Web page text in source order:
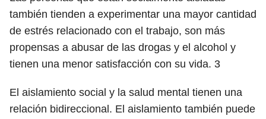
también tienden a experimentar una mayor cantidad
de estrés relacionado con el trabajo, son más
propensas a abusar de las drogas y el alcohol y
tienen una menor satisfacción con su vida. 3
El aislamiento social y la salud mental tienen una
relación bidireccional. El aislamiento también puede